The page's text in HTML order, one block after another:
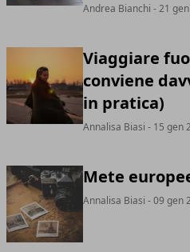
Andrea Bianchi - 21
Viaggiare
conviene
in pratica)
Annalisa Biasi - 15 gen
Mete
Annalisa Biasi - 09 gen